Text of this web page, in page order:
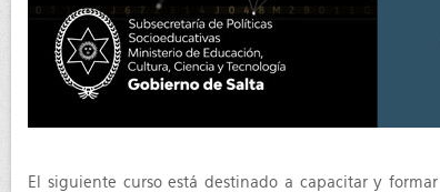
El siguiente curso está destinado a capacitar y